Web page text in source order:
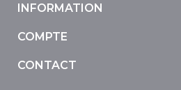
INFORMATION
COMPTE
CONTACT